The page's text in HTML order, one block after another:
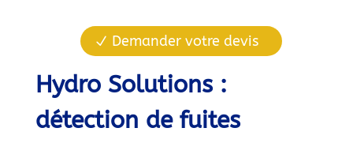
Demander votre devis
Hydro Solutions :
détection de fuites